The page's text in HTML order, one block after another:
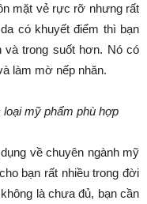
mặt vẻ rực rỡ nhưng rất
có khuyết điểm thì bạn
và trong suốt hơn. Nó có
làm mờ nếp nhăn.
mỹ phẩm phù hợp
về chuyên ngành mỹ
bạn rất nhiều trong đời
là chưa đủ, bạn cần